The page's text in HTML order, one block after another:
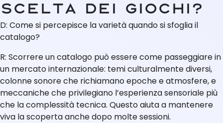
scelta dei giochi?
D: Come si percepisce la varietà quando si sfoglia il
catalogo?
R: Scorrere un catalogo può essere come passeggiare in
un mercato internazionale: temi culturalmente diversi,
colonne sonore che richiamano epoche e atmosfere, e
meccaniche che privilegiano l’esperienza sensoriale più
che la complessità tecnica. Questo aiuta a mantenere
viva la scoperta anche dopo molte sessioni.